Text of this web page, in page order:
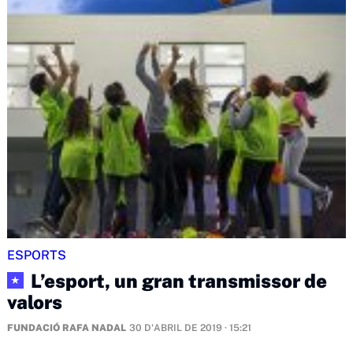
ESPORTS
★
L’esport, un gran transmissor de
valors
FUNDACIÓ RAFA NADAL 30 D'ABRIL DE 2019 · 15:21